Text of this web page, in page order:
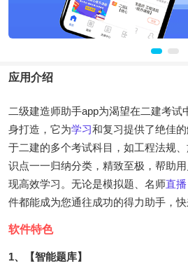
应用介绍
二级建造师助手app为渴望在二建考试
身打造，它为学习和复习提供了绝佳
于二建的多个考试科目，如工程法规
识点一一归纳分类，精致至极，帮助
现高效学习。无论是模拟题、名师直播
件都能成为您通往成功的得力助手，快
软件特色
1、【智能题库】